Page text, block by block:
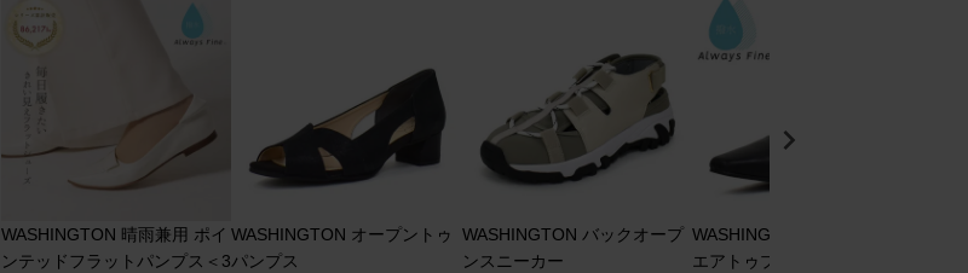
WASHINGTON 晴雨兼用 ポイ
ンテッドフラットパンプス＜3
WASHINGTON オープントゥ
パンプス
WASHINGTON バックオープ
ンスニーカー
WASHINGTON 晴雨兼用スク
エアトゥプレーンパンプス